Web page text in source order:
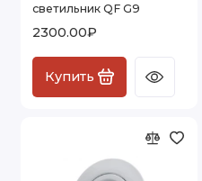
светильник QF G9
2300.00₽
Купить